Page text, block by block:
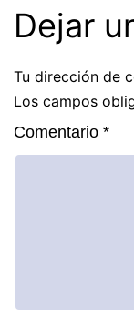
Dejar
Tu dirección de
Los campos
Comentario *